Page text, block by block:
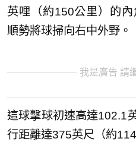
英哩（約150公里）的內
順勢將球掃向右中外野。
我是廣告 請
這球擊球初速高達102.1
行距離達375英尺（約